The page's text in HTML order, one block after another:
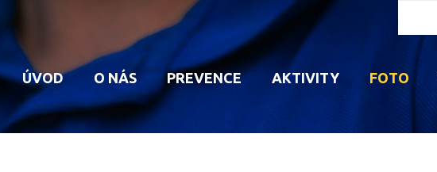
ÚVOD O NÁS
HISTORIE MP VYBAVENÍ MP
PREVENCE
KAMEROVÝ SYSTÉM
AKTIVITY
AKTIVITY PRO DĚTI
FOTO